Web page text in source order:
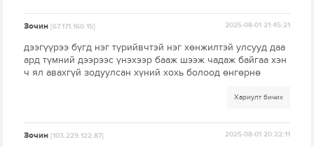
Зочин[67.171.160.15] 2025-08-01 21:45:21
дээгүүрээ бүгд нэг түрийвчтэй нэг хөнжилтэй улсууд даа
ард түмний дээрээс үнэхээр бааж шээж чадаж байгаа хэн
ч ял авахгүй зодуулсан хүний хохь болоод өнгөрнө
Хариулт бичих
Зочин[103.229.122.87] 2025-08-01 20:22:11